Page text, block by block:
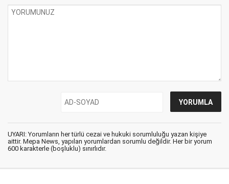
UYARI: Yorumların her türlü cezai ve hukuki sorumluluğu yazan kişiye
aittir. Mepa News, yapılan yorumlardan sorumlu değildir. Her bir yorum
600 karakterle (boşluklu) sınırlıdır.